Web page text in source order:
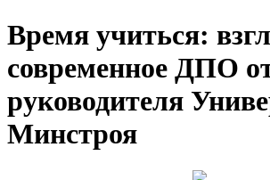
Время учиться:
современное ДПО
руководителя
Минстроя